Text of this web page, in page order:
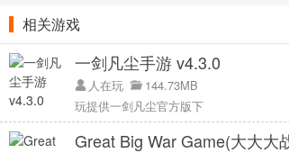
相关游戏
一剑凡尘手游 v4.3.0
人在玩
144.73MB
玩提供一剑凡尘官方版下
Great Big War Game(大大大